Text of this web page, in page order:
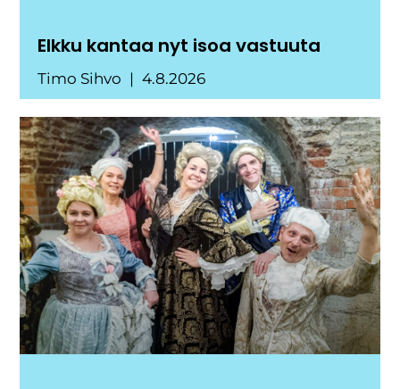
Elkku kantaa nyt isoa vastuuta
Timo Sihvo 4.8.2026